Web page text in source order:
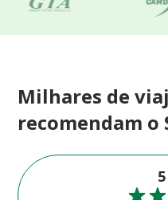
Milhares de
recomendam o